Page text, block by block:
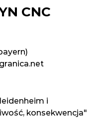
CNC
i
konsekwencja"